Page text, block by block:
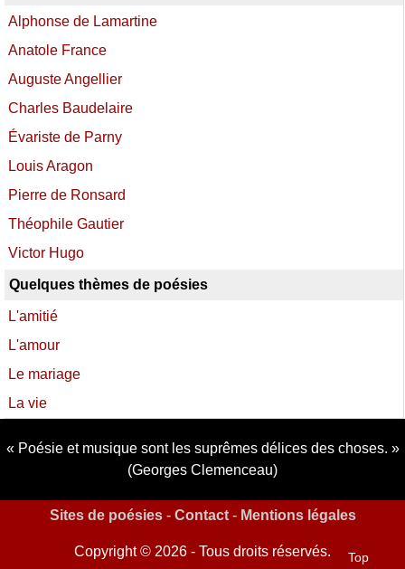
Alphonse de Lamartine
Anatole France
Auguste Angellier
Charles Baudelaire
Évariste de Parny
Louis Aragon
Pierre de Ronsard
Théophile Gautier
Victor Hugo
Quelques thèmes de poésies
L'amitié
L'amour
Le mariage
La vie
Poésie et musique sont les suprêmes délices des choses.
(Georges Clemenceau)
Sites de poésies- Contact- Mentions légales
Copyright © 2026 - Tous droits réservés. Top